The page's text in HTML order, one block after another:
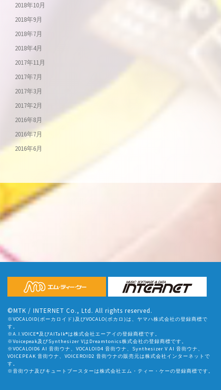
2018年10月
2018年9月
2018年7月
2018年4月
2017年11月
2017年7月
2017年3月
2017年2月
2016年8月
2016年7月
2016年6月
©MTK / INTERNET Co., Ltd. All rights reserved.
※VOCALOID(ボーカロイド)及びVOCALO(ボカロ)は、ヤマハ株式会社の登録商標で
す。
※A.I.VOICE®及びAITalk®は株式会社エーアイの登録商標です。
※Voicepeak及びSynthesizer VはDreamtonics株式会社の登録商標です。
※VOCALOID6 AI 音街ウナ、VOCALOID4 音街ウナ、Synthesizer V AI 音街ウナ、
VOICEPEAK 音街ウナ、VOICEROID2 音街ウナの販売元は株式会社インターネットで
す。
※音街ウナ及びキュートブースターは株式会社エム・ティー・ケーの登録商標です。